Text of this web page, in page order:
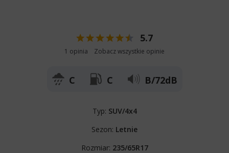
5.7
1 opinia Zobacz wszystkie opinie
C C B/72dB
Typ: SUV/4x4
Sezon: Letnie
Rozmiar: 235/65R17